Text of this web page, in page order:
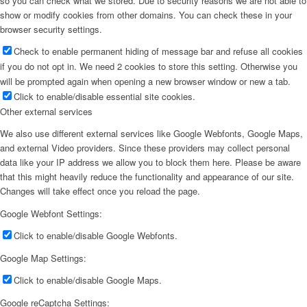
show or modify cookies from other domains. You can check these in your
browser security settings.
Check to enable permanent hiding of message bar and refuse all cookies
if you do not opt in. We need 2 cookies to store this setting. Otherwise you
will be prompted again when opening a new browser window or new a tab.
Click to enable/disable essential site cookies.
Other external services
We also use different external services like Google Webfonts, Google Maps,
and external Video providers. Since these providers may collect personal
data like your IP address we allow you to block them here. Please be aware
that this might heavily reduce the functionality and appearance of our site.
Changes will take effect once you reload the page.
Google Webfont Settings:
Click to enable/disable Google Webfonts.
Google Map Settings:
Click to enable/disable Google Maps.
Google reCaptcha Settings: